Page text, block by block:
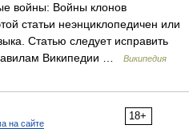
войны: Войны клонов
статьи неэнциклопедичен или
Статью следует исправить
Википедии …
Википедия
18+
на сайте